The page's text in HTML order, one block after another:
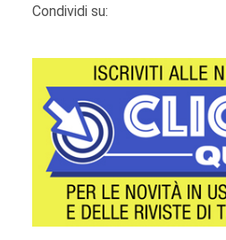
Condividi su: